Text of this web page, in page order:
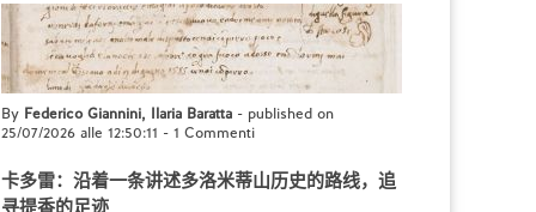
By Federico Giannini, Ilaria Baratta - published on
25/07/2026 alle 12:50:11 - 1 Commenti
卡多雷：沿着一条讲述多洛米蒂山历史的路线，追
寻提香的足迹